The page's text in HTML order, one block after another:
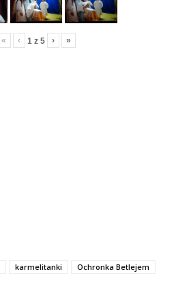
« ‹ 1 z 5 › »
karmelitanki
Ochronka Betlejem